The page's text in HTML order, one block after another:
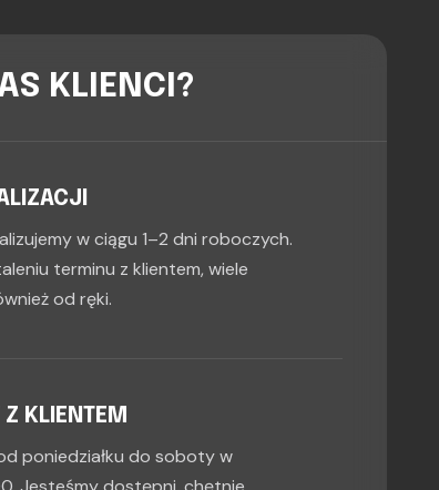
KLIENCI?
w ciągu 1–2 dni roboczych.
terminu z klientem, wiele
od ręki.
KLIENTEM
poniedziałku do soboty w